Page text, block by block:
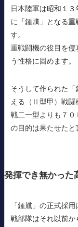
日本陸軍は昭和１
に「鍾馗」となる
す。
重戦闘機の役目を
う性格に固めます。
そうして作られた
える（Ⅱ型甲）戦闘
戦二一型よりも７
の目的は果たせたと
発揮でき無かった
「鍾馗」の正式採
戦部隊はそれ以前か